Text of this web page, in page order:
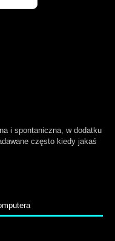
i spontaniczna, w dodatku
często kiedy jakaś